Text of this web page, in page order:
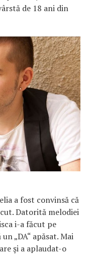
de 18 ani din
a fost convinsă că
Datorită melodiei
i-a făcut pe
„DA“ apăsat. Mai
şi a aplaudat-o